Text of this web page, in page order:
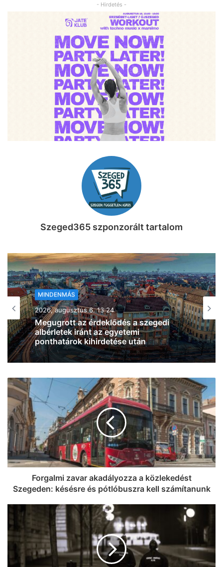
- Hirdetés -
Szeged365 szponzorált tartalom
MINDENMÁS
2026, augusztus 6. 12:47
Figyelem, autósok! Javítási munkálatok
miatt forgalomkorlátozás lesz az Algyői
Tisza-hídon
Forgalmi zavar akadályozza a közlekedést
Szegeden: késésre és pótlóbuszra kell számítanunk